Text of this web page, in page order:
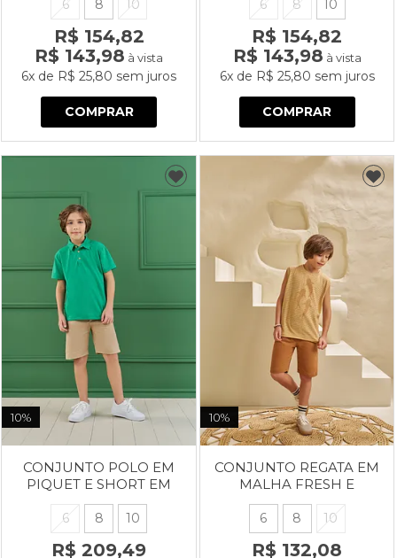
6 8 10
R$ 154,82
R$ 143,98 à vista
6x de R$ 25,80 sem juros
COMPRAR
6 8 10
R$ 154,82
R$ 143,98 à vista
6xde R$ 25,80 sem juros
COMPRAR
10%
CONJUNTO POLO EM
PIQUET E SHORT EM
SARJA
6 8 10
R$ 209,49
10%
CONJUNTO REGATA EM
MALHA FRESH E
BERMUDA EM
MOLETINHO
6 8 10
R$ 132,08